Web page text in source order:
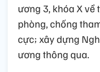
ương 3, khóa X
phòng, chống
cực; xây dựng
ương thông qua.